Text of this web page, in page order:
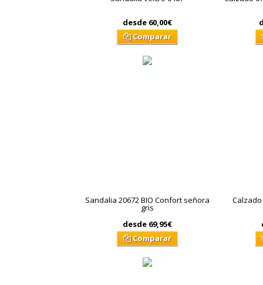
desde 60,00€
Comparar
Sandalia 20672 BIO Confort señora
gris
desde 69,95€
Comparar